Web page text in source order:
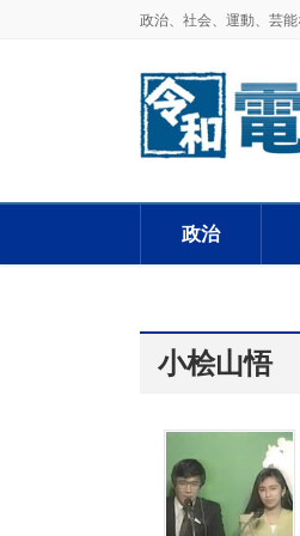
政治、社会、運動、芸
政治
小桧山悟